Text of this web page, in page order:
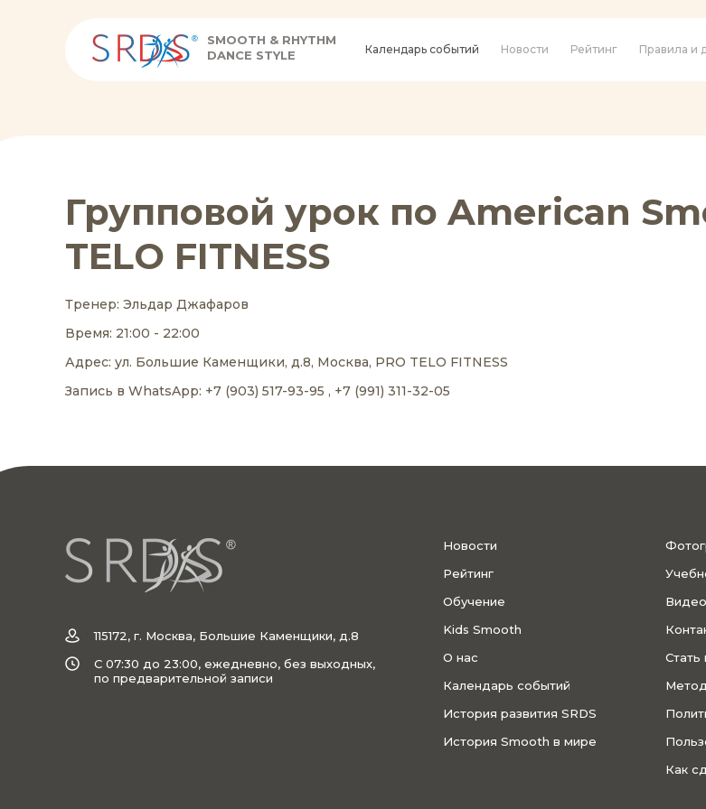
SMOOTH & RHYTHM
DANCE STYLE
Календарь событий Новости Рейтинг Правила и
Групповой урок по American
TELO FITNESS
Тренер: Эльдар Джафаров
Время: 21:00 - 22:00
Адрес: ул. Большие Каменщики, д.8, Москва, PRO TELO FITNESS
Запись в WhatsApp: +7 (903) 517-93-95 , +7 (991) 311-32-05
115172, г. Москва, Большие Каменщики, д.8
C 07:30 до 23:00, ежедневно, без выходных,
по предварительной записи
Новости
Рейтинг
Обучение
Kids Smooth
О нас
Календарь событий
История развития SRDS
История Smooth в мире
Стать
Как